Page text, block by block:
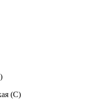
(C)